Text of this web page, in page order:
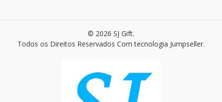
© 2026 SJ Gift.
Todos os Direitos Reservados Com tecnologia Jumpseller.